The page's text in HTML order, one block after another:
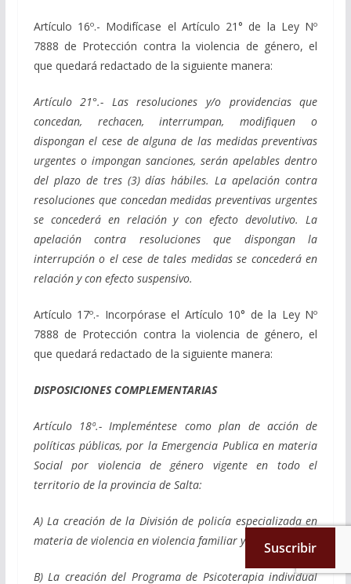
Artículo 16º.- Modifícase el Artículo 21° de la Ley Nº
7888 de Protección contra la violencia de género, el
que quedará redactado de la siguiente manera:
Artículo 21°.- Las resoluciones y/o providencias que
concedan, rechacen, interrumpan, modifiquen o
dispongan el cese de alguna de las medidas preventivas
urgentes o impongan sanciones, serán apelables dentro
del plazo de tres (3) días hábiles. La apelación contra
resoluciones que concedan medidas preventivas urgentes
se concederá en relación y con efecto devolutivo. La
apelación contra resoluciones que dispongan la
interrupción o el cese de tales medidas se concederá en
relación y con efecto suspensivo.
Artículo 17º.- Incorpórase el Artículo 10° de la Ley Nº
7888 de Protección contra la violencia de género, el
que quedará redactado de la siguiente manera:
DISPOSICIONES COMPLEMENTARIAS
Artículo 18º.- Impleméntese como plan de acción de
políticas públicas, por la Emergencia Publica en materia
Social por violencia de género vigente en todo el
territorio de la provincia de Salta:
A) La creación de la División de policía especializada en
materia de violencia en violencia familiar y de género.
B) La creación del Programa de Psicoterapia individual
Suscribir